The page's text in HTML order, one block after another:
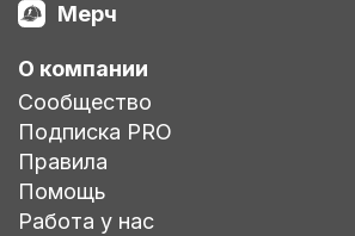
Мерч
О компании
Сообщество
Подписка PRO
Правила
Помощь
Работа у нас